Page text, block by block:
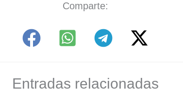
Comparte:
Entradas relacionadas